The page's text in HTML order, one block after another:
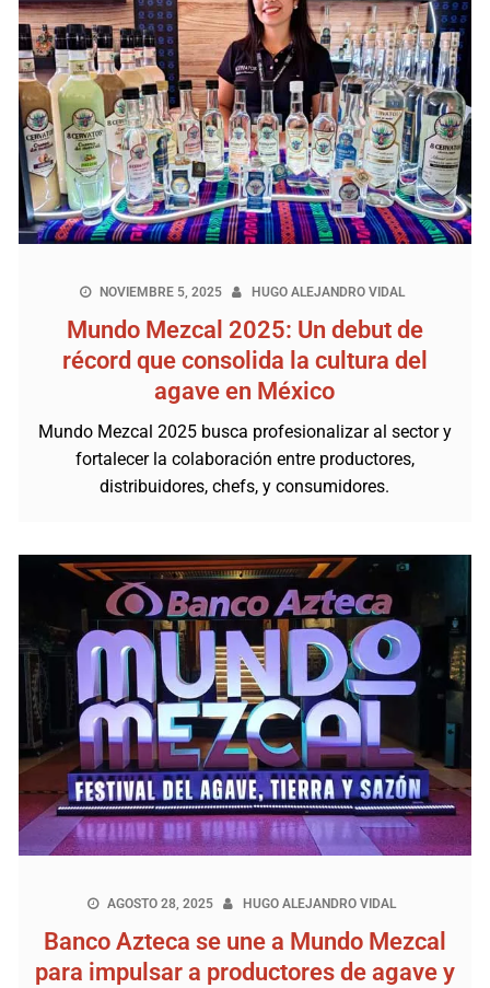
NOVIEMBRE 5, 2025 HUGO ALEJANDRO VIDAL
Mundo Mezcal 2025: Un debut de
récord que consolida la cultura del
agave en México
Mundo Mezcal 2025 busca profesionalizar al sector y
fortalecer la colaboración entre productores,
distribuidores, chefs, y consumidores.
AGOSTO 28, 2025 HUGO ALEJANDRO VIDAL
Banco Azteca se une a Mundo Mezcal
para impulsar a productores de agave y